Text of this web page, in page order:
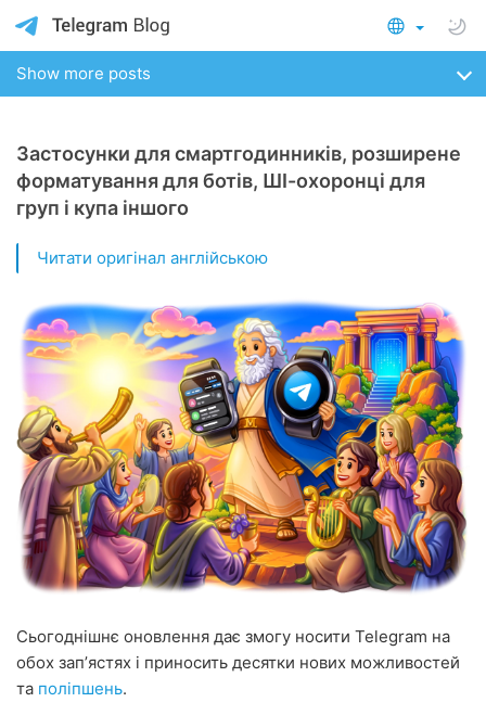
Show more posts
Застосунки для смартгодинників, розширене
форматування для ботів, ШІ-охоронці для
груп і купа іншого
Читати оригінал англійською
Сьогоднішнє оновлення дає змогу носити Telegram на
обох запʼястях і приносить десятки нових можливостей
та поліпшень.